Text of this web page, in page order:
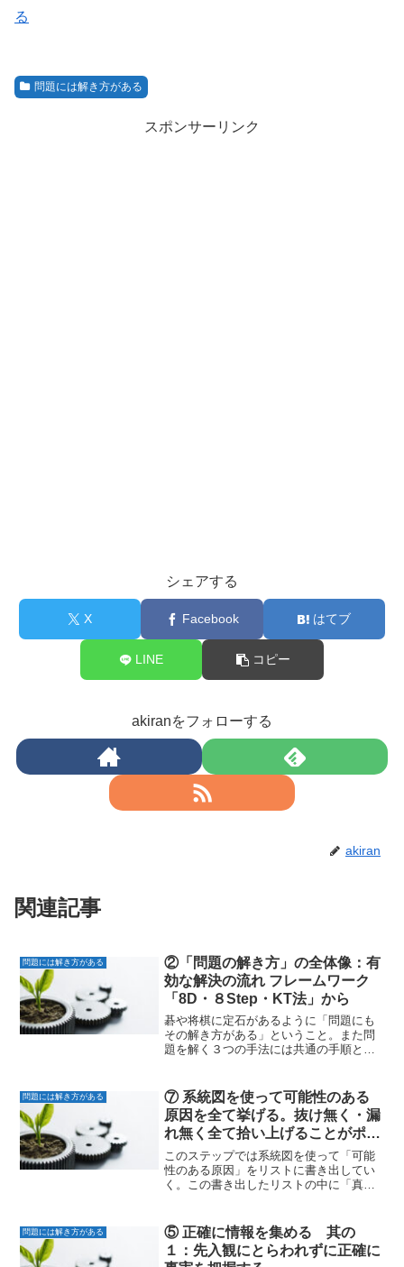
る
問題には解き方がある
スポンサーリンク
シェアする
X Facebook はてブ
LINE コピー
akiranをフォローする
akiran
関連記事
問題には解き方がある
②「問題の解き方」の全体像：有
効な解決の流れ フレームワーク
「8D・８Step・KT法」から
碁や将棋に定石があるように「問題にも
その解き方がある」ということ。また問
題を解く３つの手法には共通の手順とそ
題の解き方」を知る前長い間、その時々
の問題に対して思い付いた...
問題には解き方がある
⑦ 系統図を使って可能性のある
原因を全て挙げる。抜け無く・漏
れ無く全て拾い上げることがポイ
ント
このステップでは系統図を使って「可能
性のある原因」をリストに書き出してい
く。この書き出したリストの中に「真
考え方と事例を示す。原因を系統図に書
き出す考えられる原因を系統...
問題には解き方がある
⑤ 正確に情報を集める 其の
１：先入観にとらわれずに正確に